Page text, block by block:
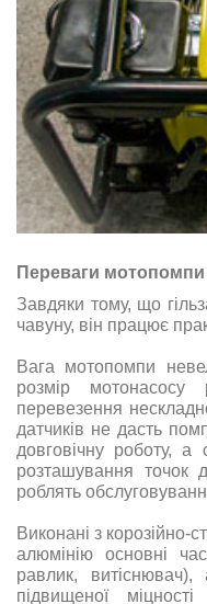
Переваги
Завдяки тому, що
чавуну, він працює
Вага мотопомпи
розмір мотонасосу
перевезення
датчиків не дасть
довговічну роботу,
розташування точок
роблять
Виконані з корозійно-
алюмінію основні
равлик,
підвищеної